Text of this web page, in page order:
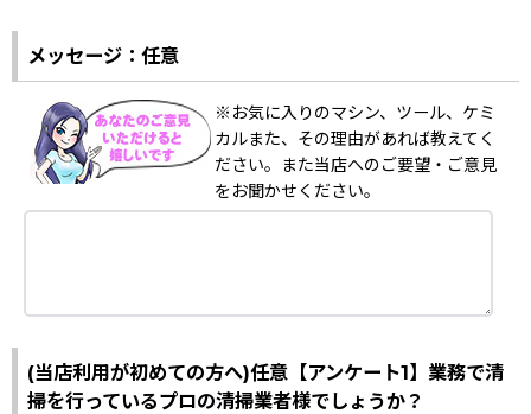
メッセージ：任意
※お気に入りのマシン、ツール、ケミ
カルまた、その理由があれば教えてく
ださい。また当店へのご要望・ご意見
をお聞かせください。
(当店利用が初めての方へ)任意【アンケート1】業務で清
掃を行っているプロの清掃業者様でしょうか？